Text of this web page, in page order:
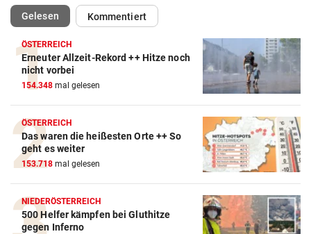
Gelesen(ausgewählt)Kommentiert
ÖSTERREICH
Erneuter Allzeit-Rekord ++ Hitze noch
nicht vorbei
154.348 mal gelesen
ÖSTERREICH
Das waren die heißesten Orte ++ So
geht es weiter
153.718 mal gelesen
NIEDERÖSTERREICH
500 Helfer kämpfen bei Gluthitze
gegen Inferno